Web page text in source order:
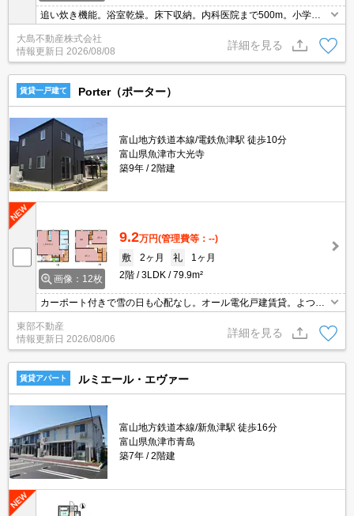
追い炊き機能。浴室乾燥。床下収納。内科医院まで500m。小学校
へ700m。保育園へ550m。
大島不動産株式会社
情報更新日 2026/08/08
詳細を見る
賃貸一戸建て Porter（ポーター）
富山地方鉄道本線/電鉄魚津駅 徒歩10分
富山県魚津市大光寺
築9年
2階建
画像：12枚
9.2万円(管理費等：--)
敷
2ヶ月 礼
1ヶ月
2階
3LDK 79.9m²
カーポート付きで雪の日も心配なし。オール電化戸建賃貸。よつば
小学校まで800ｍ。静かな住宅地で子育て世代にオススメです。
東部不動産
情報更新日 2026/08/06
詳細を見る
賃貸アパート ルミエール・エヴァー
富山地方鉄道本線/新魚津駅 徒歩16分
富山県魚津市青島
築7年
2階建